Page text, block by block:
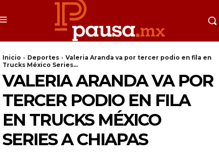
Inicio Deportes
Valeria Aranda va por tercer podio en fila en
Trucks México Series...
VALERIA ARANDA VA POR
TERCER PODIO EN FILA
EN TRUCKS MÉXICO
SERIES A CHIAPAS